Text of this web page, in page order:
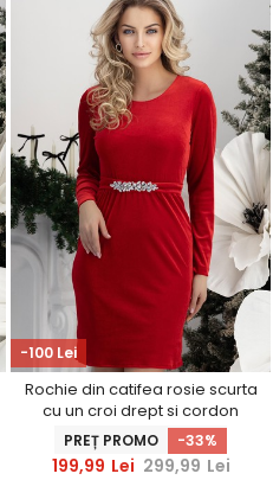
-100 Lei
Rochie din catifea rosie scurta
cu un croi drept si cordon
detasabil cu aplicatii strass -
StarShinerS
PREȚ PROMO -33%
199,99 Lei 299,99 Lei